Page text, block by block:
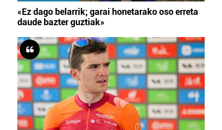
«Ez dago belarrik; garai honetarako oso erreta
daude bazter guztiak»